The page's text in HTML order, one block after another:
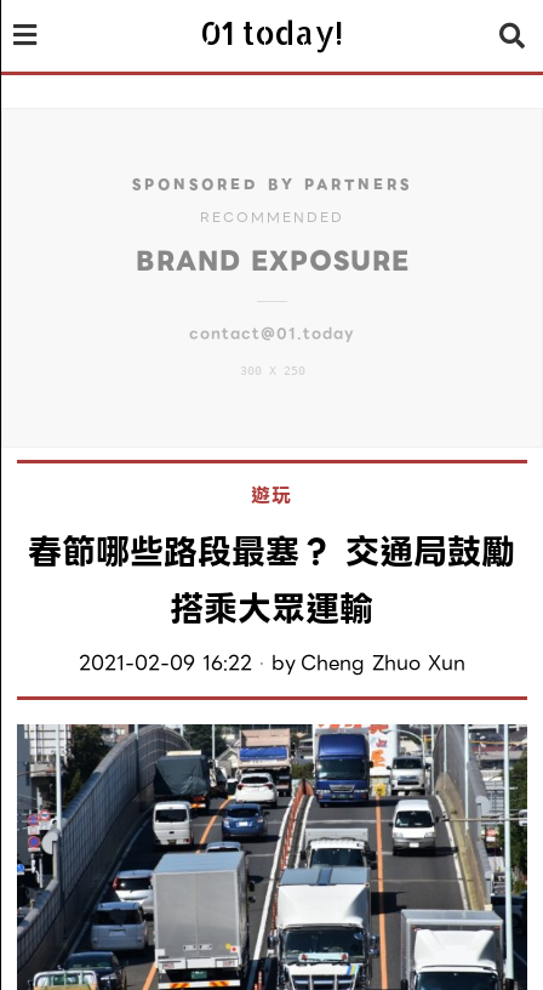
01 today!
SPONSORED BY PARTNERS
RECOMMENDED
BRAND EXPOSURE
contact@01.today
300 X 250
遊玩
春節哪些路段最塞？ 交通局鼓勵
搭乘大眾運輸
2021-02-09 16:22 by Cheng Zhuo Xun